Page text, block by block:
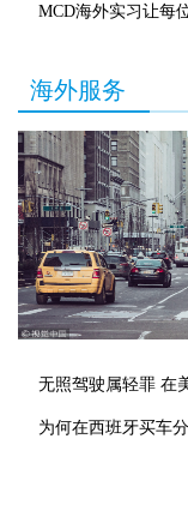
MCD海外实习让每
海外服务
无照驾驶属轻罪 在
为何在西班牙买车